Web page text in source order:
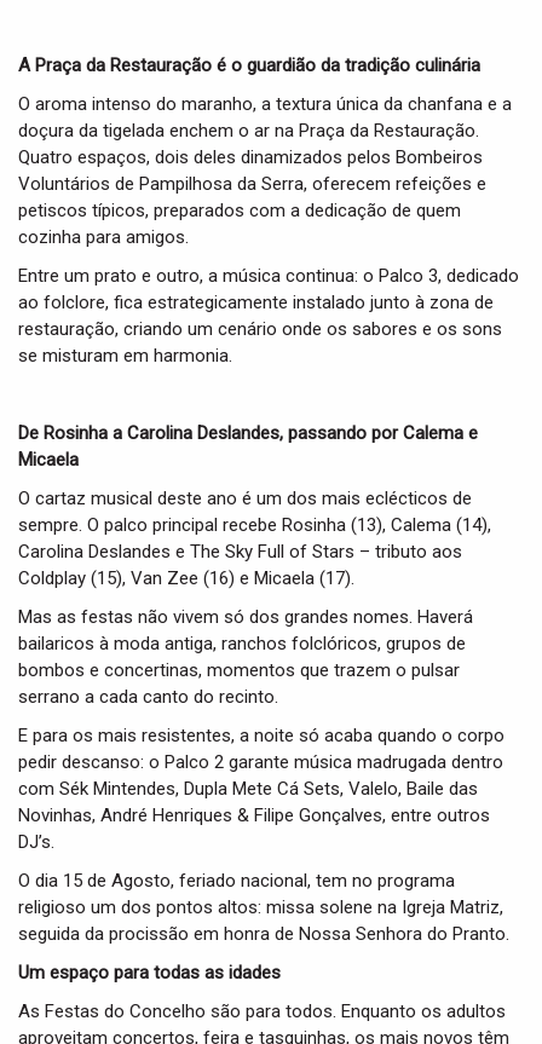
A Praça da Restauração é o guardião da tradição culinária
O aroma intenso do maranho, a textura única da chanfana e a
doçura da tigelada enchem o ar na Praça da Restauração.
Quatro espaços, dois deles dinamizados pelos Bombeiros
Voluntários de Pampilhosa da Serra, oferecem refeições e
petiscos típicos, preparados com a dedicação de quem
cozinha para amigos.
Entre um prato e outro, a música continua: o Palco 3, dedicado
ao folclore, fica estrategicamente instalado junto à zona de
restauração, criando um cenário onde os sabores e os sons
se misturam em harmonia.
De Rosinha a Carolina Deslandes, passando por Calema e
Micaela
O cartaz musical deste ano é um dos mais eclécticos de
sempre. O palco principal recebe Rosinha (13), Calema (14),
Carolina Deslandes e The Sky Full of Stars – tributo aos
Coldplay (15), Van Zee (16) e Micaela (17).
Mas as festas não vivem só dos grandes nomes. Haverá
bailaricos à moda antiga, ranchos folclóricos, grupos de
bombos e concertinas, momentos que trazem o pulsar
serrano a cada canto do recinto.
E para os mais resistentes, a noite só acaba quando o corpo
pedir descanso: o Palco 2 garante música madrugada dentro
com Sék Mintendes, Dupla Mete Cá Sets, Valelo, Baile das
Novinhas, André Henriques & Filipe Gonçalves, entre outros
DJ’s.
O dia 15 de Agosto, feriado nacional, tem no programa
religioso um dos pontos altos: missa solene na Igreja Matriz,
seguida da procissão em honra de Nossa Senhora do Pranto.
Um espaço para todas as idades
As Festas do Concelho são para todos. Enquanto os adultos
aproveitam concertos, feira e tasquinhas, os mais novos têm